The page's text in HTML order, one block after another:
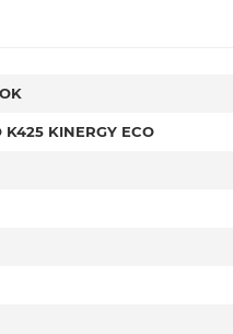
K425 KINERGY ECO